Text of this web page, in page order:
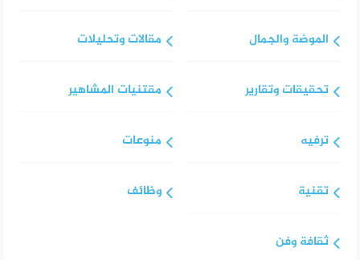
الموضة والجمال
تحقيقات وتقارير
ترفيه
تقنية
ثقافة وفن
مقالات وتحليلات
مقتنيات المشاهير
منوعات
وظائف